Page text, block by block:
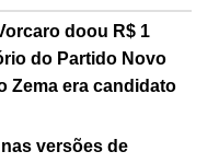
doou R$ 1
do Partido Novo
Zema era candidato
versões de